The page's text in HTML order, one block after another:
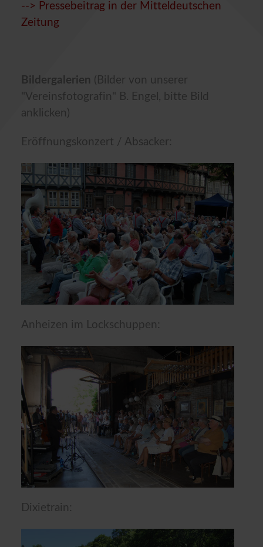
--> Pressebeitrag in der Mitteldeutschen
Zeitung
Bildergalerien (Bilder von unserer
"Vereinsfotografin" B. Engel, bitte Bild
anklicken)
Eröffnungskonzert / Absacker:
Anheizen im Lockschuppen:
Dixietrain: